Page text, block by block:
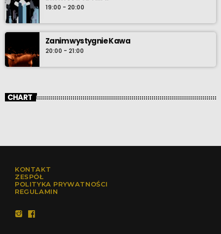
19:00 - 20:00
Zanim wystygnie Kawa
20:00 - 21:00
CHART
KONTAKT
ZESPÓŁ
POLITYKA PRYWATNOŚCI
REGULAMIN